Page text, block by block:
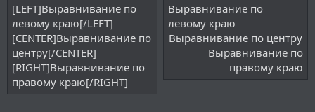
[LEFT]Выравнивание по
левому краю[/LEFT]
[CENTER]Выравнивание по
центру[/CENTER]
[RIGHT]Выравнивание по
правому краю[/RIGHT]
Выравнивание по
левому краю​
Выравнивание по центру​
Выравнивание по
правому краю​